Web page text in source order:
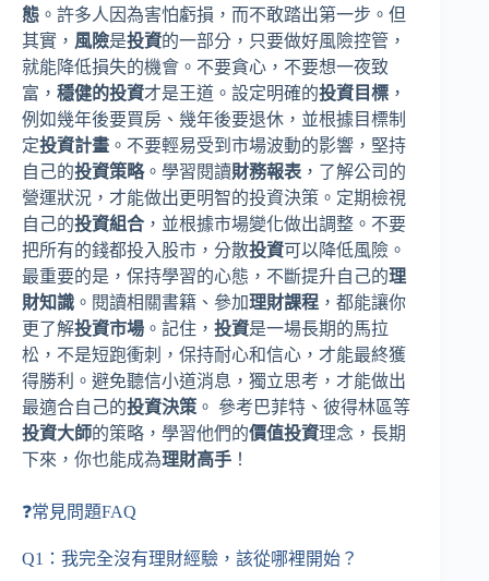
態 。許多人因為害怕虧損，而不敢踏出第一步。但
其實， 風險是投資的一部分，只要做好風險控管，
就能降低損失的機會。不要貪心，不要想一夜致
富， 穩健的投資才是王道。設定明確的投資目標 ，
例如幾年後要買房、幾年後要退休，並根據目標制
定投資計畫 。不要輕易受到市場波動的影響，堅持
自己的投資策略。學習閱讀財務報表 ，了解公司的
營運狀況，才能做出更明智的投資決策。定期檢視
自己的投資組合 ，並根據市場變化做出調整。不要
把所有的錢都投入股市，分散投資可以降低風險。
最重要的是，保持學習的心態，不斷提升自己的理
財知識 。閱讀相關書籍、參加理財課程 ，都能讓你
更了解投資市場 。記住， 投資是一場長期的馬拉
松，不是短跑衝刺，保持耐心和信心，才能最終獲
得勝利。避免聽信小道消息，獨立思考，才能做出
最適合自己的投資決策 。 參考巴菲特、彼得林區等
投資大師的策略，學習他們的價值投資理念，長期
下來，你也能成為理財高手 ！
❓常見問題FAQ
Q1：我完全沒有理財經驗，該從哪裡開始？